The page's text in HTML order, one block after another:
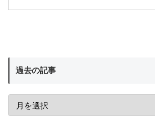
過去の記事